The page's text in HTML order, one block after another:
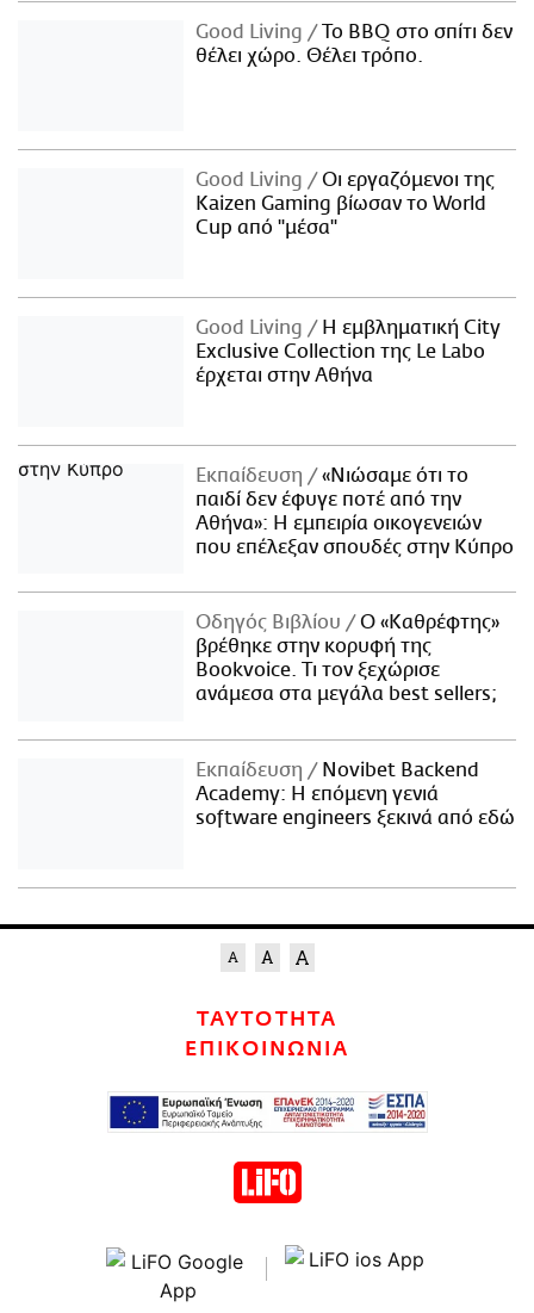
Good Living
Το BBQ στο σπίτι δεν
θέλει χώρο. Θέλει τρόπο.
Good Living
Οι εργαζόμενοι της
Kaizen Gaming βίωσαν το World
Cup από "μέσα"
Good Living
Η εμβληματική City
Exclusive Collection της Le Labo
έρχεται στην Αθήνα
Εκπαίδευση
«Νιώσαμε ότι το
παιδί δεν έφυγε ποτέ από την
Αθήνα»: Η εμπειρία οικογενειών
που επέλεξαν σπουδές στην Κύπρο
Οδηγός Βιβλίου
Ο «Καθρέφτης»
βρέθηκε στην κορυφή της
Bookvoice. Τι τον ξεχώρισε
ανάμεσα στα μεγάλα best sellers;
Εκπαίδευση
Novibet Backend
Academy: Η επόμενη γενιά
software engineers ξεκινά από εδώ
ΤΑΥΤΟΤΗΤΑ
ΕΠΙΚΟΙΝΩΝΙΑ